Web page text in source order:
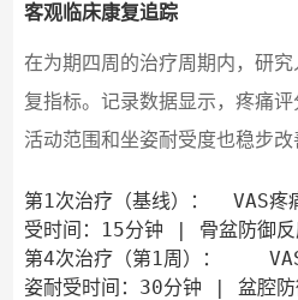
客观临床康复追踪
在为期四周的治疗周期内，研
复指标。记录数据显示，疼痛
活动范围和坐姿耐受度也稳步改
第1次治疗（基线）：  VAS
受时间：15分钟 | 骨盆防御反
第4次治疗（第1周）：
姿耐受时间：30分钟 | 盆腔防